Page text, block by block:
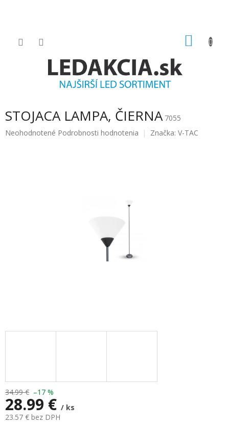
STOJACA LAMPA, ČIERNA 7055
Priemerné
Neohodnotené Podrobnosti hodnotenia Značka: V-TAC
34.99 € –17 %
28.99 € / ks
23.57 € bez DPH